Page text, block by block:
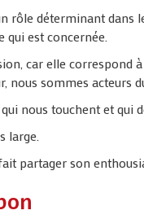
rôle déterminant
qui est concernée.
car elle
nous sommes acteurs
nous touchent et qui
large.
partager son